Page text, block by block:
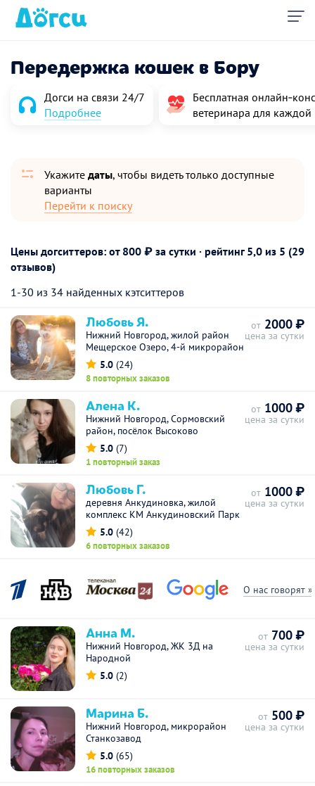
Передержка кошек в Бору
Догси на связи 24/7
Подробнее
Бесплатная
ветеринара для
Укажите даты, чтобы видеть только доступные
варианты
Перейти к поиску
Цены догситтеров: от 800 ₽ за сутки · рейтинг 5,0 из 5 (29
отзывов)
1-30 из 34 найденных кэтситтеров
Любовь Я.
Нижний Новгород, жилой район
Мещерское Озеро, 4-й микрорайон
5.0 (24)
8 повторных заказов
от 2000 ₽
цена за сутки
Алена К.
Нижний Новгород, Сормовский
район, посёлок Высоково
5.0 (7)
1 повторный заказ
от 1000 ₽
цена за сутки
Любовь Г.
деревня Анкудиновка, жилой
комплекс КМ Анкудиновский Парк
5.0 (42)
6 повторных заказов
от 1000 ₽
цена за сутки
О нас говорят »
Анна М.
Нижний Новгород, ЖК 3Д на
Народной
5.0 (2)
от 700 ₽
цена за сутки
Марина Б.
Нижний Новгород, микрорайон
Станкозавод
5.0 (65)
16 повторных заказов
от 500 ₽
цена за сутки